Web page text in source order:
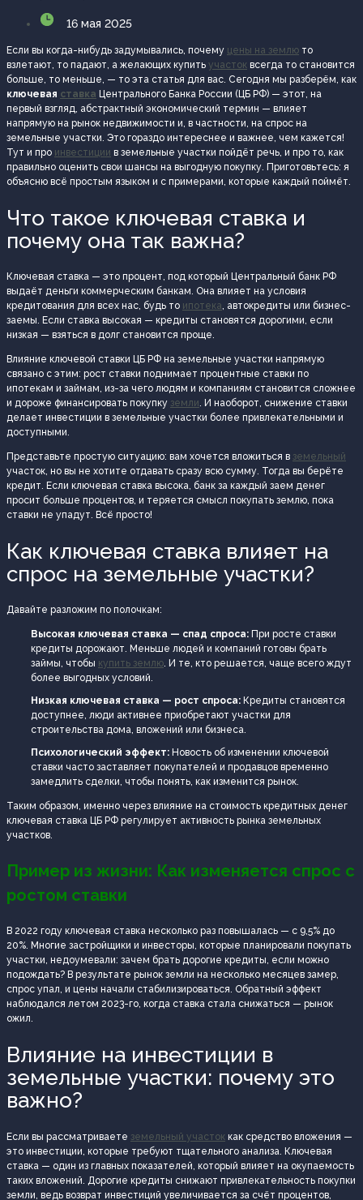
16 мая 2025
Если вы когда-нибудь задумывались, почему цены на землю то
взлетают, то падают, а желающих купить участок всегда то становится
больше, то меньше, — то эта статья для вас. Сегодня мы разберём, как
ключевая ставка Центрального Банка России (ЦБ РФ) — этот, на
первый взгляд, абстрактный экономический термин — влияет
напрямую на рынок недвижимости и, в частности, на спрос на
земельные участки. Это гораздо интереснее и важнее, чем кажется!
Тут и про инвестиции в земельные участки пойдёт речь, и про то, как
правильно оценить свои шансы на выгодную покупку. Приготовьтесь: я
объясню всё простым языком и с примерами, которые каждый поймёт.
Что такое ключевая ставка и
почему она так важна?
Ключевая ставка — это процент, под который Центральный банк РФ
выдаёт деньги коммерческим банкам. Она влияет на условия
кредитования для всех нас, будь то ипотека, автокредиты или бизнес-
заемы. Если ставка высокая — кредиты становятся дорогими, если
низкая — взяться в долг становится проще.
Влияние ключевой ставки ЦБ РФ на земельные участки напрямую
связано с этим: рост ставки поднимает процентные ставки по
ипотекам и займам, из-за чего людям и компаниям становится сложнее
и дороже финансировать покупку земли. И наоборот, снижение ставки
делает инвестиции в земельные участки более привлекательными и
доступными.
Представьте простую ситуацию: вам хочется вложиться в земельный
участок, но вы не хотите отдавать сразу всю сумму. Тогда вы берёте
кредит. Если ключевая ставка высока, банк за каждый заем денег
просит больше процентов, и теряется смысл покупать землю, пока
ставки не упадут. Всё просто!
Как ключевая ставка влияет на
спрос на земельные участки?
Давайте разложим по полочкам:
Высокая ключевая ставка — спад спроса: При росте ставки
кредиты дорожают. Меньше людей и компаний готовы брать
займы, чтобы купить землю. И те, кто решается, чаще всего ждут
более выгодных условий.
Низкая ключевая ставка — рост спроса: Кредиты становятся
доступнее, люди активнее приобретают участки для
строительства дома, вложений или бизнеса.
Психологический эффект: Новость об изменении ключевой
ставки часто заставляет покупателей и продавцов временно
замедлить сделки, чтобы понять, как изменится рынок.
Таким образом, именно через влияние на стоимость кредитных денег
ключевая ставка ЦБ РФ регулирует активность рынка земельных
участков.
Пример из жизни: Как изменяется спрос с
ростом ставки
В 2022 году ключевая ставка несколько раз повышалась — с 9,5% до
20%. Многие застройщики и инвесторы, которые планировали покупать
участки, недоумевали: зачем брать дорогие кредиты, если можно
подождать? В результате рынок земли на несколько месяцев замер,
спрос упал, и цены начали стабилизироваться. Обратный эффект
наблюдался летом 2023-го, когда ставка стала снижаться — рынок
ожил.
Влияние на инвестиции в
земельные участки: почему это
важно?
Если вы рассматриваете земельный участок как средство вложения —
это инвестиции, которые требуют тщательного анализа. Ключевая
ставка — один из главных показателей, который влияет на окупаемость
таких вложений. Дорогие кредиты снижают привлекательность покупки
земли, ведь возврат инвестиций увеличивается за счёт процентов,